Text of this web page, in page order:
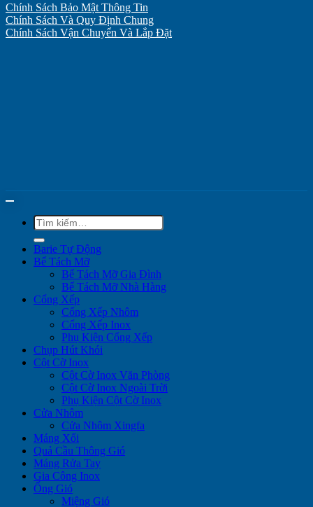
Chính Sách Bảo Mật Thông Tin
Chính Sách Và Quy Định Chung
Chính Sách Vận Chuyển Và Lắp Đặt
Tìm
kiếm:
Barie Tự Động
Bể Tách Mỡ
Bể Tách Mỡ Gia Đình
Bể Tách Mỡ Nhà Hàng
Cổng Xếp
Cổng Xếp Nhôm
Cổng Xếp Inox
Phụ Kiện Cổng Xếp
Chụp Hút Khói
Cột Cờ Inox
Cột Cờ Inox Văn Phòng
Cột Cờ Inox Ngoài Trời
Phụ Kiện Cột Cờ Inox
Cửa Nhôm
Cửa Nhôm Xingfa
Máng Xối
Quả Cầu Thông Gió
Máng Rửa Tay
Gia Công Inox
Ống Gió
Miệng Gió